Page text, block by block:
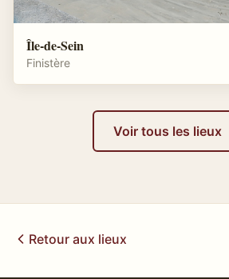
Île-de-Sein
Finistère
Voir tous les lieux
Retour aux lieux